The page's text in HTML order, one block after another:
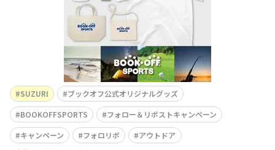
SUZURI
ブックオフ公式オリジナルグッズ
BOOKOFFSPORTS
フォロー＆リポストキャンペーン
キャンペーン
フォロリポ アウトドア